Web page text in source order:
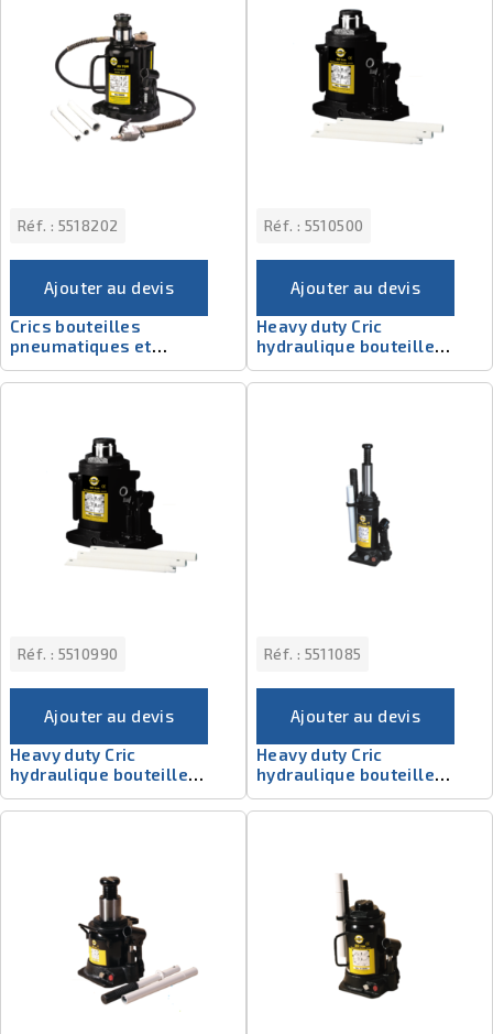
Réf. : 5518202
Ajouter au devis
Crics bouteilles
pneumatiques et
téléscopiques 5518202
Réf. : 5510500
Ajouter au devis
Heavy duty Cric
hydraulique bouteille
5510500
Réf. : 5510990
Ajouter au devis
Heavy duty Cric
hydraulique bouteille
5510990
Réf. : 5511085
Ajouter au devis
Heavy duty Cric
hydraulique bouteille
5511065